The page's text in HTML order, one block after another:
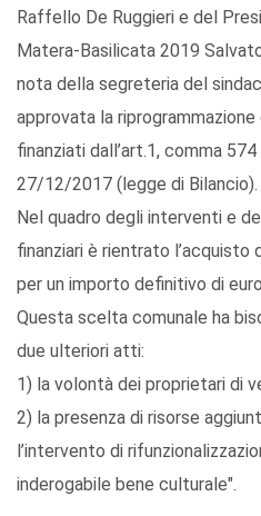
Raffello De Ruggieri e del
Matera-Basilicata 2019
nota della segreteria del
approvata la
finanziati dall’art.1, comma
27/12/2017 (legge di Bilancio).
Nel quadro degli interventi e
finanziari è rientrato l’acquisto
per un importo definitivo di
Questa scelta comunale ha
due ulteriori atti:
1) la volontà dei proprietari di
2) la presenza di risorse
l’intervento di
inderogabile bene culturale".